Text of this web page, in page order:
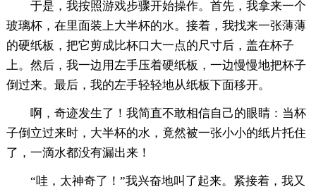
于是，我按照游戏步骤开始操作。首先，我拿来一个
玻璃杯，在里面装上大半杯的水。接着，我找来一张薄薄
的硬纸板，把它剪成比杯口大一点的尺寸后，盖在杯子
上。然后，我一边用左手压着硬纸板，一边慢慢地把杯子
倒过来。最后，我的左手轻轻地从纸板下面移开。
啊，奇迹发生了！我简直不敢相信自己的眼睛：当杯
子倒立过来时，大半杯的水，竟然被一张小小的纸片托住
了，一滴水都没有漏出来！
“哇，太神奇了！”我兴奋地叫了起来。紧接着，我又